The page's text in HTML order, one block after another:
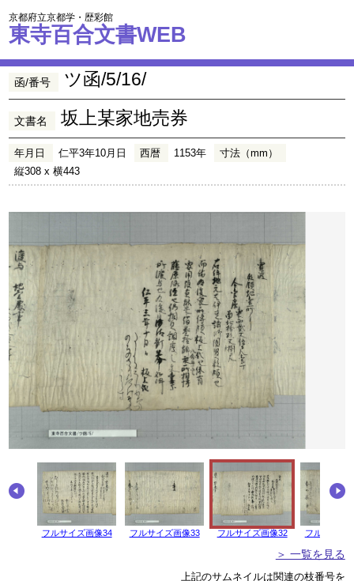
京都府立京都学・歴彩館
東寺百合文書WEB
函/番号 ツ函/5/16/
文書名 坂上某家地売券
年月日 仁平3年10月日 西暦 1153年
寸法（mm）
縦308 x 横443
フルサイズ画像34 フルサイズ画像33 フルサイズ画像32 フルサイズ
＞ 一覧を見る
上記のサムネイルは関連の枝番号を